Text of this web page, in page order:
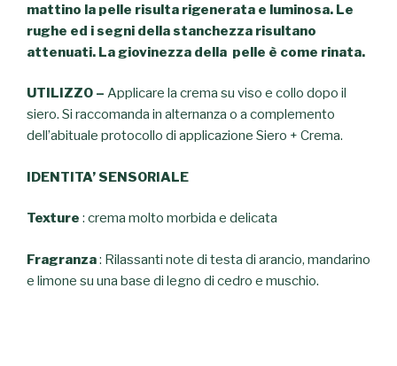
mattino la pelle risulta rigenerata e luminosa. Le
rughe ed isegni dellastanchezza risultano
attenuati. Lagiovinezza della pelle è come rinata.
UTILIZZO – Applicare la crema su viso e collo dopo il
siero. Si raccomanda in alternanza o a complemento
dell’abituale protocollo di applicazione Siero + Crema.
IDENTITA’ SENSORIALE
Texture : crema molto morbida e delicata
Fragranza: Rilassanti note di testa di arancio, mandarino
e limone su una base di legno di cedro e muschio.